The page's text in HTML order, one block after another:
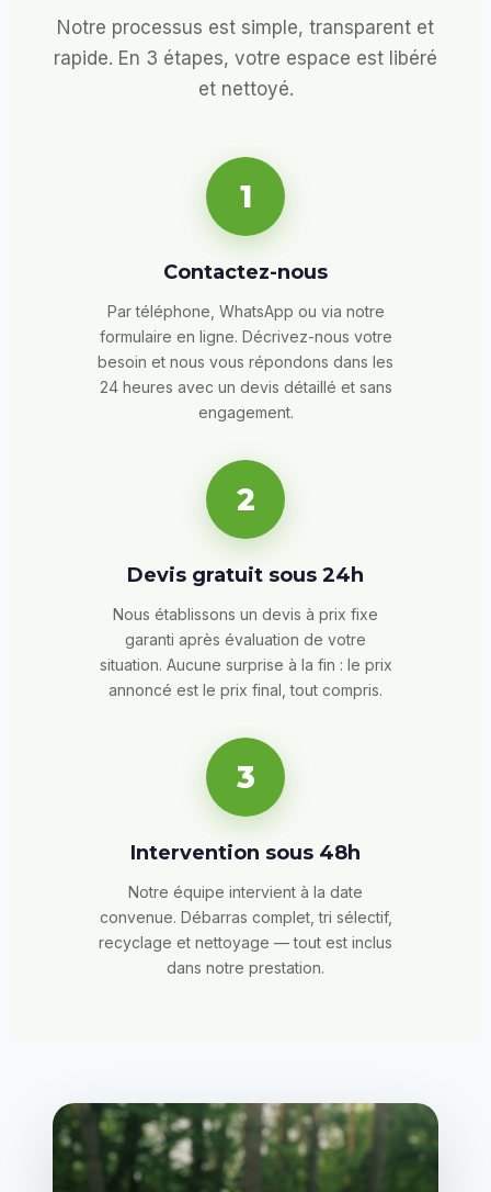
Notre processus est simple, transparent et
rapide. En 3 étapes, votre espace est libéré
et nettoyé.
1
Contactez-nous
Par téléphone, WhatsApp ou via notre
formulaire en ligne. Décrivez-nous votre
besoin et nous vous répondons dans les
24 heures avec un devis détaillé et sans
engagement.
2
Devis gratuit sous 24h
Nous établissons un devis à prix fixe
garanti après évaluation de votre
situation. Aucune surprise à la fin : le prix
annoncé est le prix final, tout compris.
3
Intervention sous 48h
Notre équipe intervient à la date
convenue. Débarras complet, tri sélectif,
recyclage et nettoyage — tout est inclus
dans notre prestation.